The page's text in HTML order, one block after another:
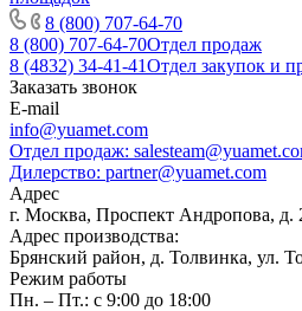
8 (800) 707-64-70
8 (800) 707-64-70Отдел продаж
8 (4832) 34-41-41Отдел закупок и
Заказать звонок
E-mail
info@yuamet.com
Отдел продаж:
Дилерство: partner@yuamet.com
Адрес
г. Москва, Проспект Андропова, д.
Адрес производства:
Брянский район, д. Толвинка, ул.
Режим работы
Пн. – Пт.: с 9:00 до 18:00